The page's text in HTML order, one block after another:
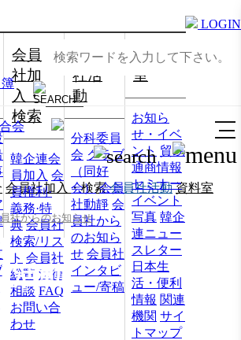
会員
社加
入・
検索
韓企連会
員加入 会
員権利·
義務·特
典 会員社
検索/リス
ト 会員社
総覧 法律
相談 FAQ
お問い合
わせ
会員
社活
動
分科委員
会 クラブ
（同好
会） 会員
社動靜 会
員社から
のお知ら
せ 会員社
インタビ
ュー/寄稿
資料
室
お知ら
せ・イベ
ント 貿易
通商情報
セミナー
イベント
写真 韓企
連ニュー
スレター
日本生
活・便利
情報 関連
機関 サイ
トマップ
LOGIN
会員社加入・検索 会員社活動 資料室
社からのお知らせ
活動